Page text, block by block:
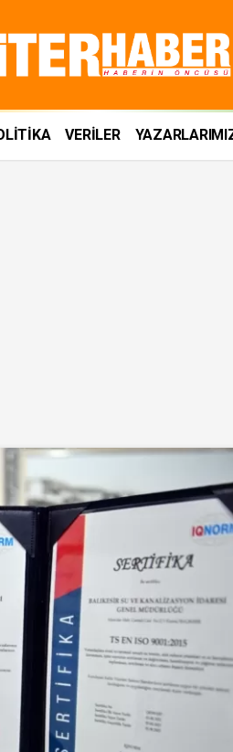
VERİLER